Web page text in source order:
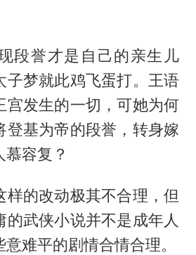
段誉才是自己的亲生儿
子梦就此鸡飞蛋打。王语
宫发生的一切，可她为何
登基为帝的段誉，转身嫁
容复？
样的改动极其不合理，但
的武侠小说并不是成年人
难平的剧情合情合理。